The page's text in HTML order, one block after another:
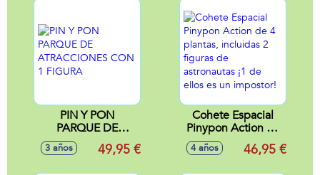
PIN Y PON
PARQUE DE
ATRACCIONES
CON 1 FIGURA
3 años 49,95 €
Cohete Espacial
Pinypon Action de
4 plantas, incluidas
2 figuras de
4 años 46,95 €